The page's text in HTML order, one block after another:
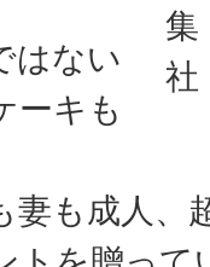
集
社
はない
ーキも
妻も成人、